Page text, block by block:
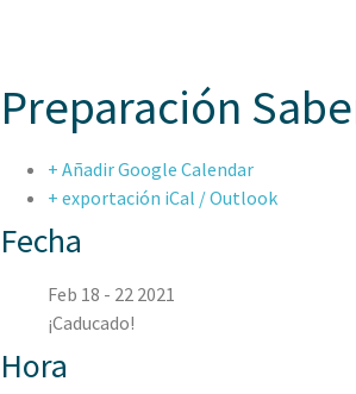
Preparación
+ Añadir Google Calendar
+ exportación iCal / Outlook
Fecha
Feb 18 - 22 2021
¡Caducado!
Hora